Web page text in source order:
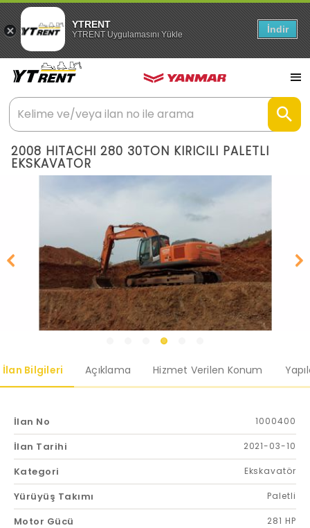
YTRENT
YTRENT Uygulamasını Yükle İndir
2008 HITACHI 280 30TON KIRICILI PALETLI
EKSKAVATOR
İlan Bilgileri Açıklama Hizmet Verilen Konum
İlan No 1000400
İlan Tarihi 2021-03-10
Kategori Ekskavatör
Yürüyüş Takımı Paletli
Motor Gücü 281 HP